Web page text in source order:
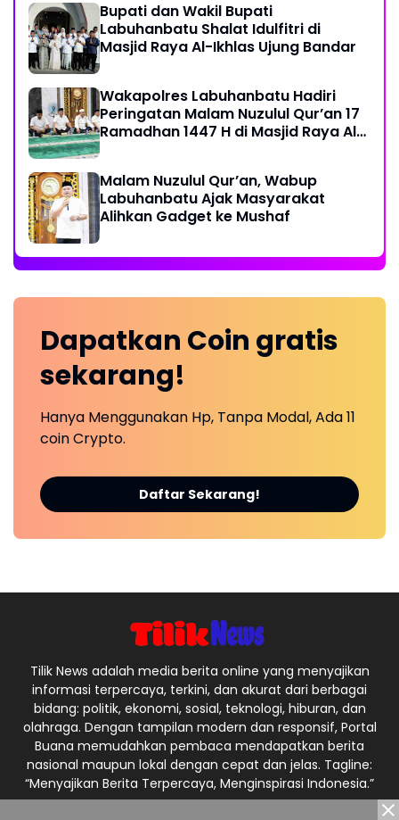
Bupati dan Wakil Bupati
Labuhanbatu Shalat Idulfitri di
Masjid Raya Al-Ikhlas Ujung Bandar
Wakapolres Labuhanbatu Hadiri
Peringatan Malam Nuzulul Qur’an 17
Ramadhan 1447 H di Masjid Raya Al-
Malam Nuzulul Qur’an, Wabup
Labuhanbatu Ajak Masyarakat
Alihkan Gadget ke Mushaf
Dapatkan Coin gratis
sekarang!
Hanya Menggunakan Hp, Tanpa Modal, Ada 11
coin Crypto.
Daftar Sekarang!
Tilik News adalah media berita online yang menyajikan
informasi terpercaya, terkini, dan akurat dari berbagai
bidang: politik, ekonomi, sosial, teknologi, hiburan, dan
olahraga. Dengan tampilan modern dan responsif, Portal
Buana memudahkan pembaca mendapatkan berita
nasional maupun lokal dengan cepat dan jelas. Tagline:
“Menyajikan Berita Terpercaya, Menginspirasi Indonesia.”